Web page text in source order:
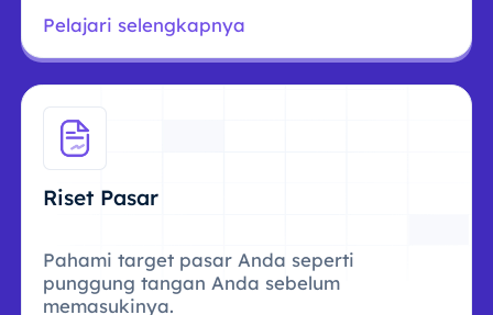
Pelajari selengkapnya
Riset Pasar
Pahami target pasar Anda seperti
punggung tangan Anda sebelum
memasukinya.